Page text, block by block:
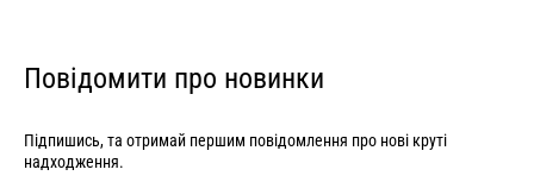
Повідомити про новинки
Підпишись, та отримай першим повідомлення про нові круті
надходження.